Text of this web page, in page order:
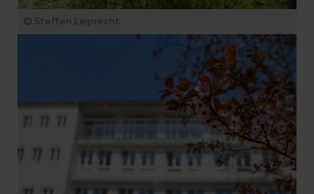
© Steffen Leiprecht